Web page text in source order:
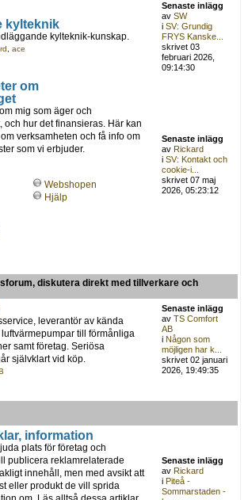
kylteknik
kylteknik-kunskap.
ace
Senaste inlägg
avSW
iSV: Grundig
FRYS Kanske...
skrivet 03
februari 2026,
09:14:30
om
mig som äger och
och hur det finansieras. Här kan
verksamheten och få info om
som vi erbjuder.
Webshopen
Hjälp
Senaste inlägg
avRickard
iSV: Kontakt och
cookie-i...
skrivet 07 maj
2026, 05:23:12
diskutera direkt med tillverkare och
leverantör av kända
till förmånliga
samt företag. Seriösa
självklart vid köp.
Senaste inlägg
avTS Comfort
AB
iNågon som
möjligen har k...
skrivet 02 januari
2026, 19:49:35
information
plats för företag och
publicera reklamrelaterade
innehåll, men med avsikt att
eller produkt de vill sprida
Senaste inlägg
avRickard
iPiteå -
Sommarstaden -